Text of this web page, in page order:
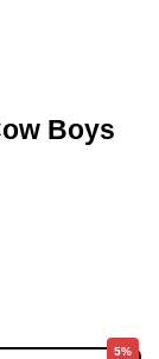
Boys
5%